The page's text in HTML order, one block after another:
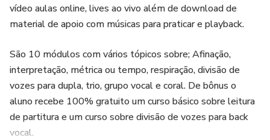
vídeo aulas online, lives ao vivo além de download de
material de apoio com músicas para praticar e playback.
São 10 módulos com vários tópicos sobre; Afinação,
interpretação, métrica ou tempo, respiração, divisão de
vozes para dupla, trio, grupo vocal e coral. De bônus o
aluno recebe 100% gratuito um curso básico sobre leitura
de partitura e um curso sobre divisão de vozes para back
vocal.